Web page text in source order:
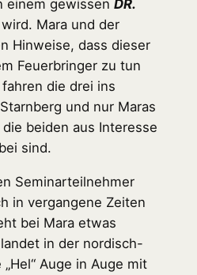
einem gewissen DR.
Mara und der
Hinweise, dass dieser
Feuerbringer zu tun
die drei ins
und nur Maras
beiden aus Interesse
sind.
Seminarteilnehmer
in vergangene Zeiten
bei Mara etwas
in der nordisch-
Auge in Auge mit